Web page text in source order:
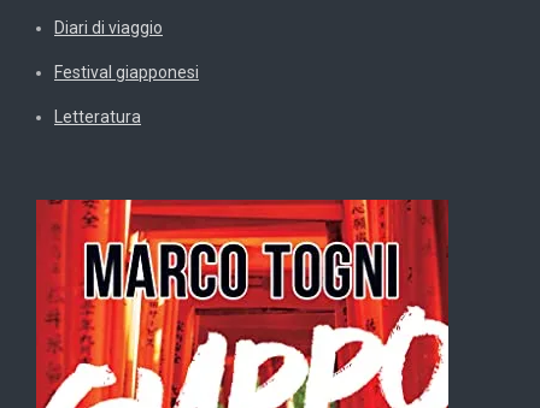
Diari di viaggio
Festival giapponesi
Letteratura